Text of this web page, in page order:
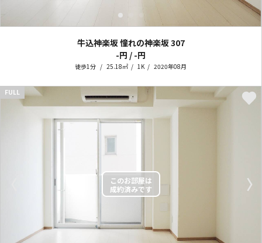
牛込神楽坂 憧れの神楽坂307
-円 / -円
徒歩1分 25.18㎡ 1K 2020年08月
〉
FULL